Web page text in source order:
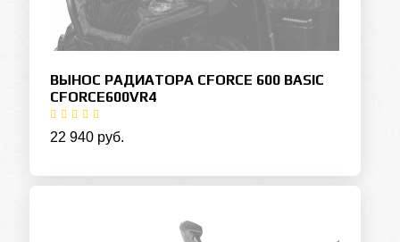
ВЫНОС РАДИАТОРА CFORCE 600 BASIC
CFORCE600VR4
22 940 руб.